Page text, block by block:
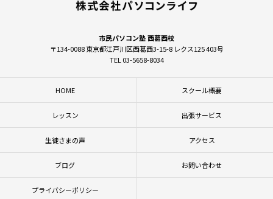
市民パソコン塾 西葛西校
〒134-0088 東京都江戸川区西葛西3-15-8 レクス125 403号
TEL 03-5658-8034
HOME スクール概要
レッスン 出張サービス
生徒さまの声 アクセス
ブログ お問い合わせ
プライバシーポリシー